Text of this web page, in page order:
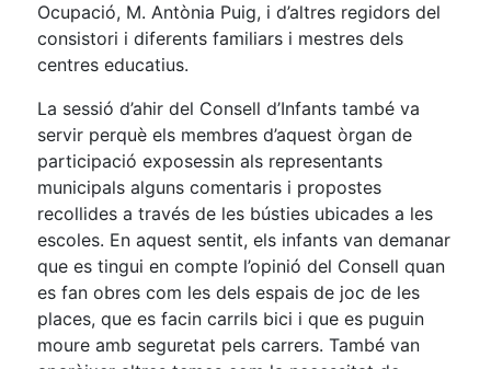
Ocupació, M. Antònia Puig, i d’altres regidors del
consistori i diferents familiars i mestres dels
centres educatius.
La sessió d’ahir del Consell d’Infants també va
servir perquè els membres d’aquest òrgan de
participació exposessin als representants
municipals alguns comentaris i propostes
recollides a través de les bústies ubicades a les
escoles. En aquest sentit, els infants van demanar
que es tingui en compte l’opinió del Consell quan
es fan obres com les dels espais de joc de les
places, que es facin carrils bici i que es puguin
moure amb seguretat pels carrers. També van